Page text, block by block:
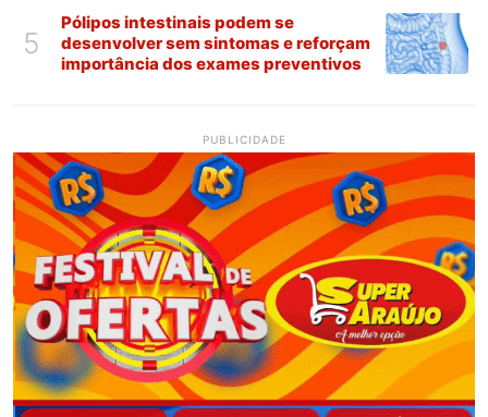
5
Pólipos intestinais podem se
desenvolver sem sintomas e reforçam
importância dos exames preventivos
PUBLICIDADE